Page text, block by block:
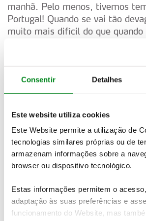
Consentir Detalhes
Este website utiliza cookies
Este Website permite a utilização de
tecnologias similares próprias ou de
armazenam informações sobre a
browser ou dispositivo tecnológico.
Estas informações permitem o
adaptação às suas preferências e
funcionamento do Website, mas
manhã. Pelo menos, tivemos
Portugal! Quando se vai tão
muito mais difícil do que quando
# 6. SORDO/CARRERA
Também é um trabalho”.
# 21. ROSSEL/DANAND
“Os meus pneus são demasiado
esta especial. Tenho seis macios
# 25. GRYAZIN/